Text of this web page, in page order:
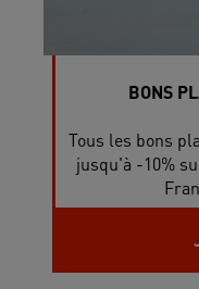
BONS
Tous les bons
jusqu'à -10%